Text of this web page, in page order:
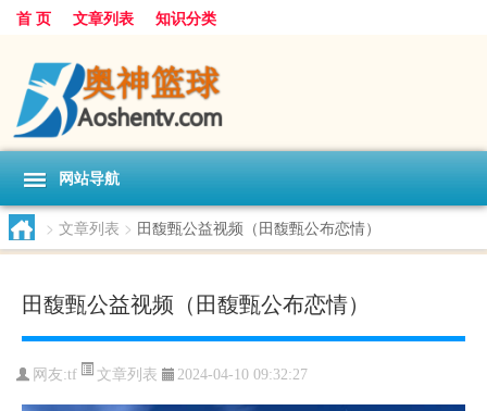
首 页 文章列表 知识分类
网站导航
> 文章列表 > 田馥甄公益视频（田馥甄公布恋情）
田馥甄公益视频（田馥甄公布恋情）
网友:tf 文章列表 2024-04-10 09:32:27